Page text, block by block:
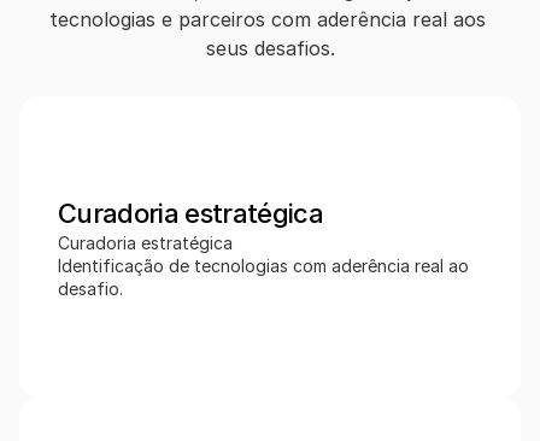
tecnologias e parceiros com aderência real aos
seus desafios.
Curadoria estratégica
Curadoria estratégica
Identificação de tecnologias com aderência real ao
desafio.